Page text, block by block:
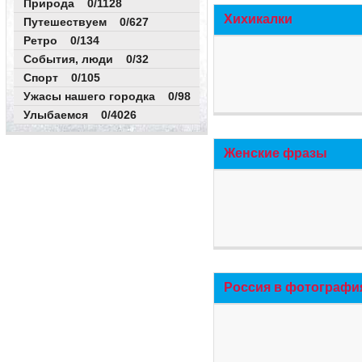
Природа 0/1128
Путешествуем 0/627
Ретро 0/134
События, люди 0/32
Спорт 0/105
Ужасы нашего городка 0/98
Улыбаемся 0/4026
Хихикалки
Женские фразы
Россия в